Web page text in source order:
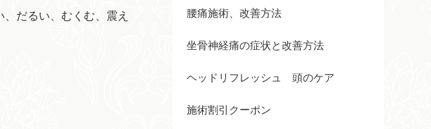
だるい、むくむ、震え
腰痛施術、改善方法
坐骨神経痛の症状と改善方法
ヘッドリフレッシュ 頭のケア
施術割引クーポン